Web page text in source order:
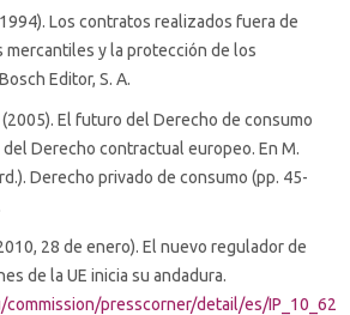
Los contratos realizados fuera de
y la protección de los
Editor, S. A.
(2005). El futuro del Derecho de consumo
Derecho contractual europeo. En M.
Derecho privado de consumo (pp. 45-
28 de enero). El nuevo regulador de
de la UE inicia su andadura.
presscorner/detail/es/IP_10_62